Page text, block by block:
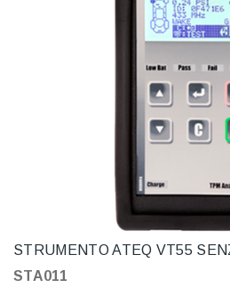
STRUMENTO ATEQ VT55
STA011